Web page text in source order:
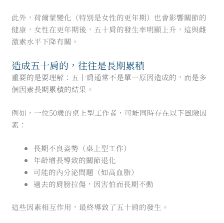
此外，荷爾蒙變化（特別是女性的更年期）也會影響關節的
健康，女性在更年期後，五十肩的發生率明顯上升，這與雌
激素水平下降有關。
造成五十肩的，往往是長期累積
重要的是要理解：五十肩通常不是單一原因造成的，而是多
個因素長期累積的結果。
例如，一位50歲的桌上型工作者，可能同時存在以下風險因
素：
長期不良姿勢（桌上型工作）
年齡增長導致的關節退化
可能的內分泌問題（如高血脂）
過去的肩膀拉傷，因害怕而長期不動
這些因素相互作用，最終導致了五十肩的發生。